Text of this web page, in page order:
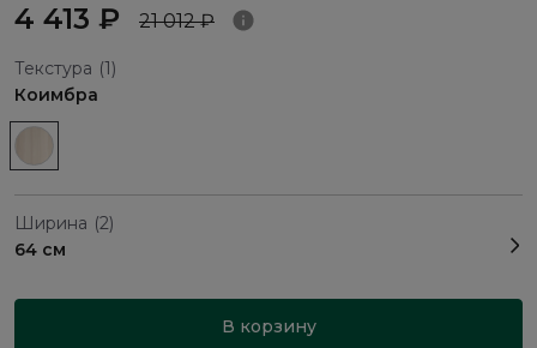
4 413 ₽ 21 012 ₽
Текстура (1)
Коимбра
Ширина (2)
64 см
В корзину